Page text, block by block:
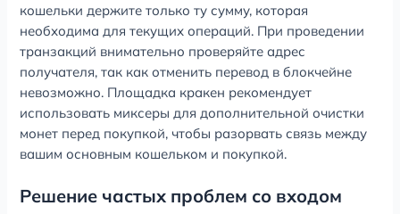
кошельки держите только ту сумму, которая
необходима для текущих операций. При проведении
транзакций внимательно проверяйте адрес
получателя, так как отменить перевод в блокчейне
невозможно. Площадка кракен рекомендует
использовать миксеры для дополнительной очистки
монет перед покупкой, чтобы разорвать связь между
вашим основным кошельком и покупкой.
Решение частых проблем со входом